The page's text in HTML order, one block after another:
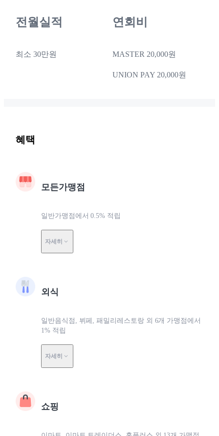
전월실적
최소 30만원
연회비
MASTER 20,000원
UNION PAY 20,000원
혜택
모든가맹점
일반가맹점에서 0.5% 적립
자세히
외식
일반음식점, 뷔페, 패밀리레스토랑 외 6개 가맹점에서
1% 적립
자세히
쇼핑